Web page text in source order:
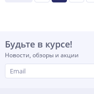
Будьте в курсе!
Новости, обзоры и акции